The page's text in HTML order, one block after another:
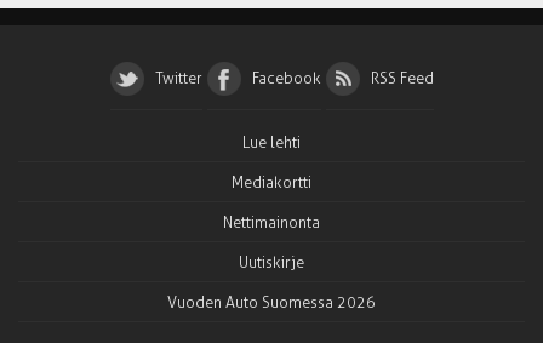
Twitter Facebook RSS Feed
Lue lehti
Mediakortti
Nettimainonta
Uutiskirje
Vuoden Auto Suomessa 2026